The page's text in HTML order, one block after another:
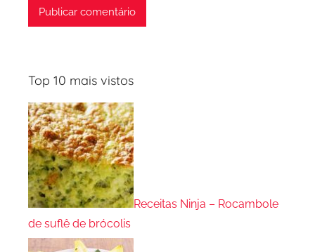
Top 10 mais vistos
Receitas Ninja – Rocambole
de suflê de brócolis